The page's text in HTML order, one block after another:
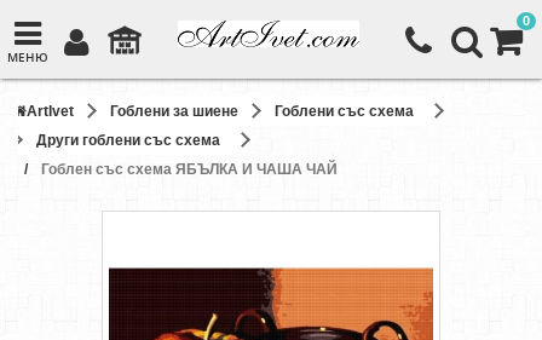
МЕНЮ
0
ArtIvet Гоблени за шиене
Гоблени със схема
Други гоблени със схема
Гоблен със схема ЯБЪЛКА И ЧАША ЧАЙ